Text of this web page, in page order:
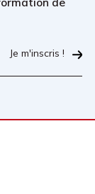
Je m'inscris !